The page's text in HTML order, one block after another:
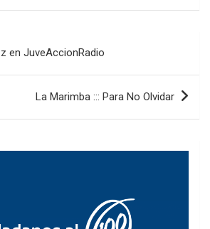
en JuveAccionRadio
La Marimba ::: Para No Olvidar